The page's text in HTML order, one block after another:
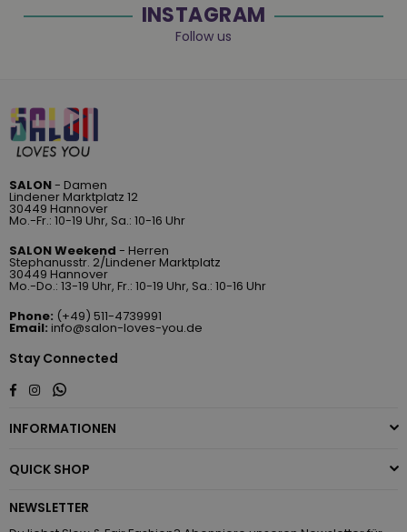
INSTAGRAM
Follow us
SALON- Damen
Lindener Marktplatz 12
30449 Hannover
Mo.-Fr.: 10-19 Uhr, Sa.: 10-16 Uhr
SALON Weekend - Herren
Stephanusstr. 2/Lindener Marktplatz
30449 Hannover
Mo.-Do.: 13-19 Uhr, Fr.: 10-19 Uhr, Sa.: 10-16 Uhr
Phone: (+49) 511-4739991
Email: info@salon-loves-you.de
Stay Connected
Facebook
InstagramWhatsapp
INFORMATIONEN
QUICK SHOP
NEWSLETTER